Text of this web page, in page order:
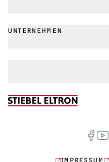
UNTERNEHMEN
IMPRESSUM